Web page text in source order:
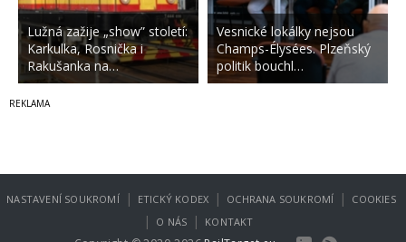
Lužná zažije „show” století:
Karkulka, Rosnička i
Rakušanka na…
Vesnické lokálky nejsou
Champs-Élysées. Plzeňský
politik bouchl…
NASTAVENÍ SOUKROMÍ | ETICKÝ KODEX | OCHRANA SOUKROMÍ | COOKIES
| O NÁS | KONTAKT